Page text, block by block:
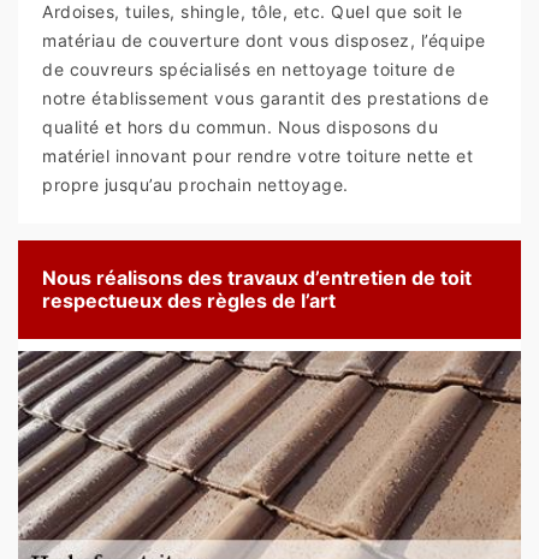
Ardoises, tuiles, shingle, tôle, etc. Quel que soit le
matériau de couverture dont vous disposez, l’équipe
de couvreurs spécialisés en nettoyage toiture de
notre établissement vous garantit des prestations de
qualité et hors du commun. Nous disposons du
matériel innovant pour rendre votre toiture nette et
propre jusqu’au prochain nettoyage.
Nous réalisons des travaux d’entretien de toit
respectueux des règles de l’art